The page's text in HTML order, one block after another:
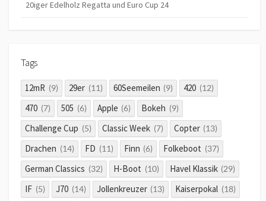
20iger Edelholz Regatta und Euro Cup 24
Tags
12mR (9) 29er (11) 60Seemeilen (9) 420 (12)
470 (7) 505 (6) Apple (6) Bokeh (9)
Challenge Cup (5) Classic Week (7) Copter (13)
Drachen (14) FD (11) Finn (6) Folkeboot (37)
German Classics (32) H-Boot (10) Havel Klassik (29)
IF (5) J70 (14) Jollenkreuzer (13) Kaiserpokal (18)